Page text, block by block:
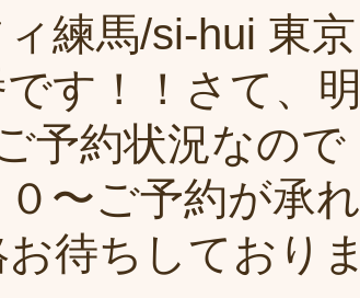
練馬/si-hui 東京
す！！さて、明
予約状況なので
〜ご予約が承れ
待ちしておりま